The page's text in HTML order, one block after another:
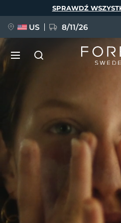
SPRAWDŹ
US 8/11/26
FAQ™ Pure Beauty-Tech
issa™ Teeth Whitening
Deutsch
Français
Italiano
Türkçe
简体中文